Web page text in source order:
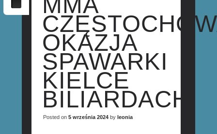
OKAZJA
SPAWARKI
KIELCE
BILIARDACH
Posted on 5 września 2024by leonia